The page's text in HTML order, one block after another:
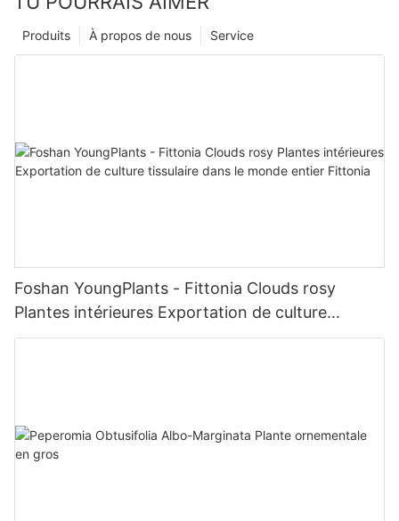
Service
À propos de nous
Produits
Foshan YoungPlants - Fittonia Clouds rosy
Plantes intérieures Exportation de culture
tissulaire dans le monde entier Fittonia